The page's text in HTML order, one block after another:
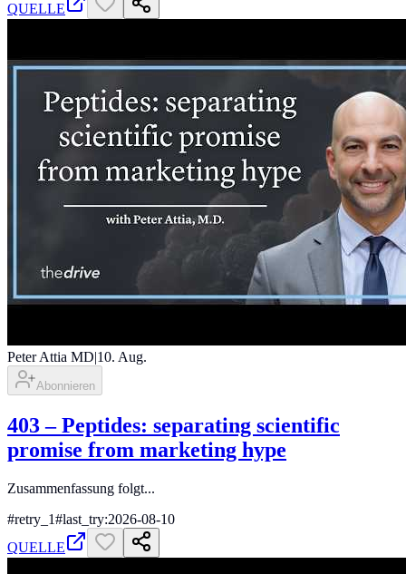
QUELLE
Peter Attia MD|10. Aug.
Abonnieren
403 ‒ Peptides: separating scientific
promise from marketing hype
Zusammenfassung folgt...
#retry_1#last_try:2026-08-10
QUELLE